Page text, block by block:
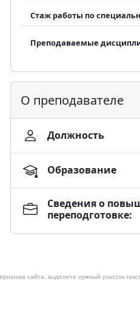
Стаж работы по
Преподаваемые
О преподавателе
Должность
Образование
Сведения о
переподготовке:
сайта, выделите нужный участок